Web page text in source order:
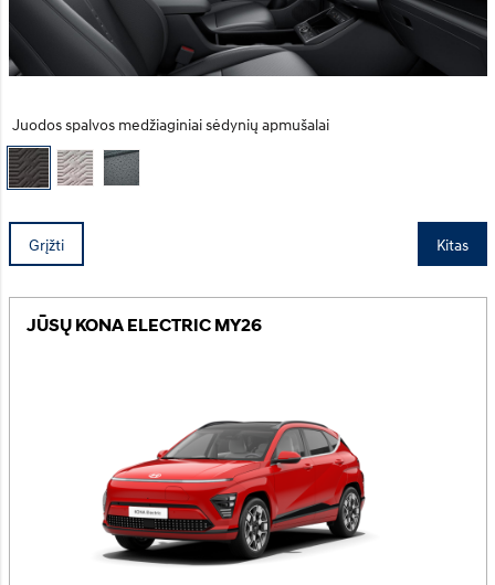
Juodos spalvos medžiaginiai sėdynių apmušalai
Grįžti Kitas
JŪSŲ KONA ELECTRIC MY26